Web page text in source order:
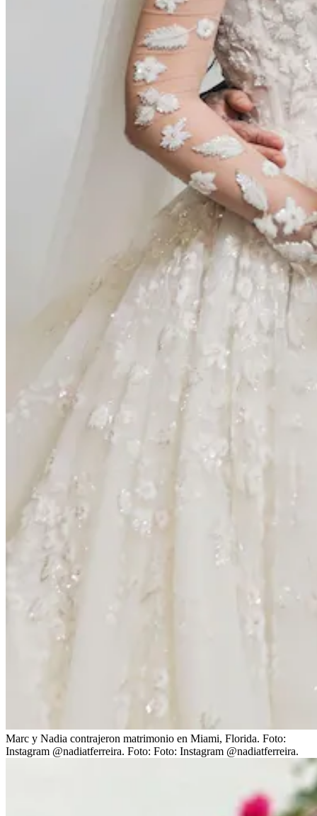
Marc y Nadia contrajeron matrimonio en Miami, Florida. Foto:
Instagram @nadiatferreira. Foto: Foto: Instagram @nadiatferreira.